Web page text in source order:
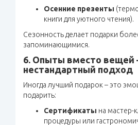
Осенние презенты
книги для уютного чтения).
Сезонность делает подарки
запоминающимися.
6. Опыты вместо вещей
нестандартный подход
Иногда лучший подарок – это
подарить:
Сертификаты на мастер-
процедуры или